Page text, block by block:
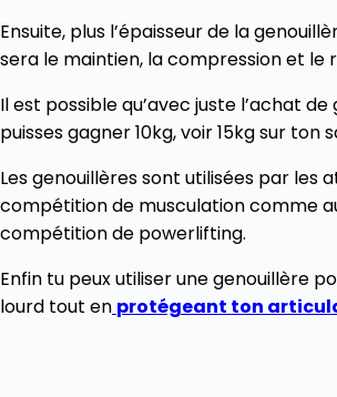
Ensuite, plus l’épaisseur de la
sera le maintien, la compression et le
Il est possible qu’avec juste l’achat
puisses gagner 10kg, voir 15kg sur ton
Les genouillères sont utilisées par les
compétition de musculation comme
compétition de powerlifting.
Enfin tu peux utiliser une genouillère
lourd tout en protégeant ton